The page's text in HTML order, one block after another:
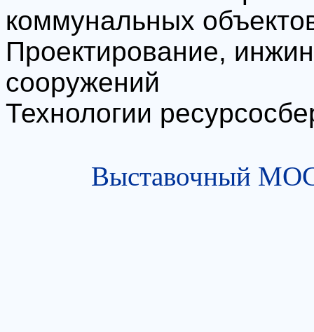
коммунальных
Проектирование,
сооружений
Технологии
Выставочный